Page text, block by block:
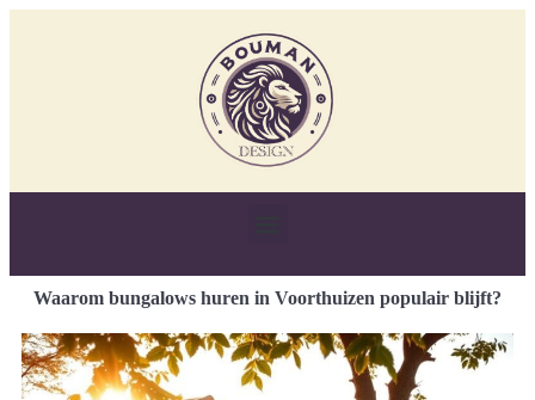
Waarom bungalows huren in Voorthuizen populair blijft?